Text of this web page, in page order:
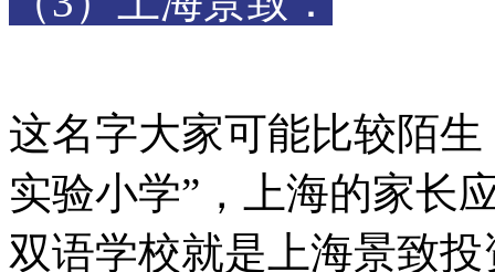
这名字大家可能比较陌
实验小学”，上海的家长
双语学校就是上海景致